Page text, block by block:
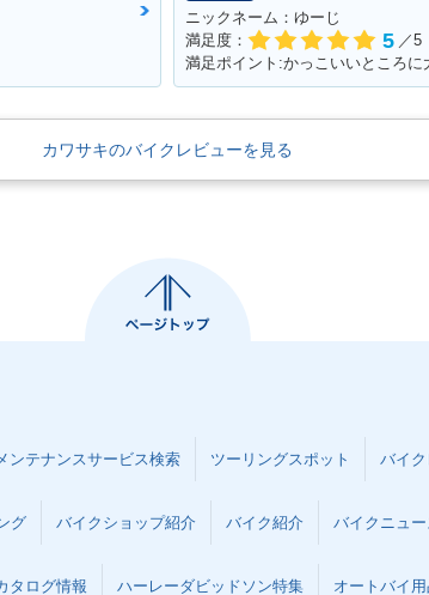
ニックネーム：ゆーじ
満足度：
5 ／5
カワサキのバイクレビューを見る
ンテナンスサービス検索 ツーリングスポット バイ
グ バイクショップ紹介 バイク紹介 バイクニュー
タログ情報 ハーレーダビッドソン特集 オートバイ